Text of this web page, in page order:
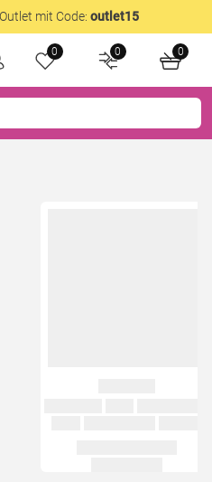
mit Code: outlet15
0 0 0